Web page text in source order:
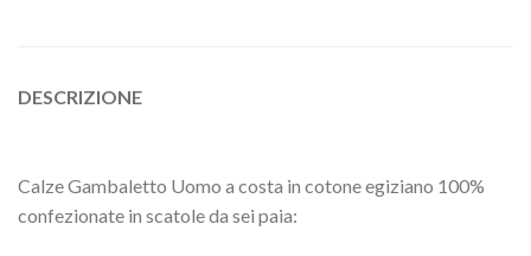
DESCRIZIONE
Calze Gambaletto Uomo a costa in cotone egiziano 100%
confezionate in scatole da sei paia: